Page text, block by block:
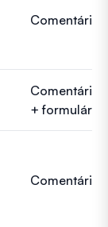
Comentários
Comentários
+
Comentários